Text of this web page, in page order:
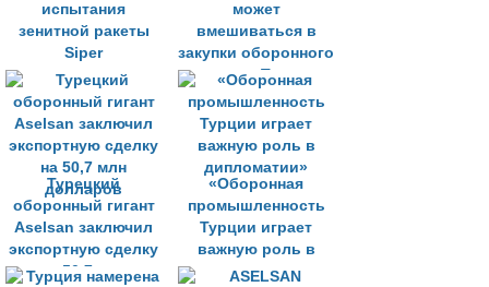
испытания
зенитной ракеты
Siper
может
вмешиваться в
закупки оборонного
сектора Турции
Турецкий
оборонный гигант
Aselsan заключил
экспортную сделку
на 50,7 млн
«Оборонная
промышленность
Турции играет
важную роль в
дипломатии»